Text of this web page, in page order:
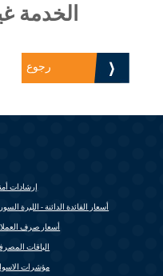
الخدمة
رجوع
إرشادات
أسعار الفائدة الدائنة - الليرة
أسعار صرف
الباقات
مؤشرات